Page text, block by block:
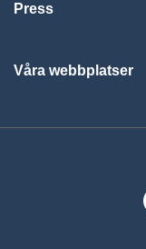
Press
Våra webbplatser